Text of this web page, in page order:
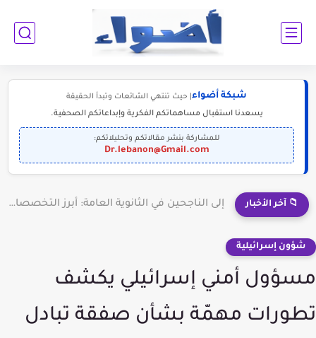
شبكة أضواء | حيث تنتهي الشائعات وتبدأ الحقيقة
يسعدنا استقبال مساهماتكم الفكرية وإبداعاتكم الصحفية.
للمشاركة بنشر مقالاتكم وتحليلاتكم:
Dr.lebanon@Gmail.com
📁 آخر الأخبار إلى الناجحين في الثانوية العامة: أبرز التخصصات المطلوبة للمستقبل (2030-2050)
شؤون إسرائيلية
مسؤول أمني إسرائيلي يكشف
تطورات مهمّة بشأن صفقة تبادل